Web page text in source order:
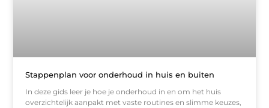
Stappenplan voor onderhoud in huis en buiten
In deze gids leer je hoe je onderhoud in en om het huis
overzichtelijk aanpakt met vaste routines en slimme keuzes,